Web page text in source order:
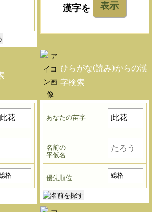
漢字を 表示
ひらがな(読み)からの漢
字検索
あなたの苗字
名前の
平仮名
優先順位